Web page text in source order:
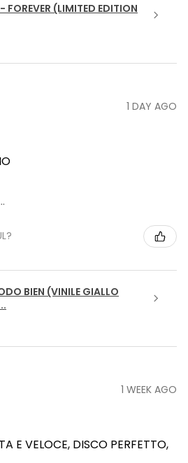
FOREVER (LIMITED EDITION
1 DAY AGO
FOSSALUNGA DI VEDELAGO, TREVISO
BIEN (VINILE GIALLO
1 WEEK AGO
E VELOCE, DISCO PERFETTO,